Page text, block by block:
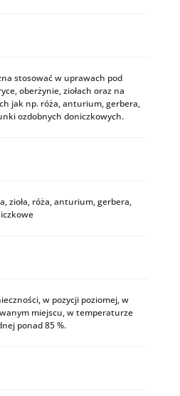
stosować w uprawach pod
oberżynie, ziołach oraz na
jak np. róża, anturium, gerbera,
ozdobnych doniczkowych.
zioła, róża, anturium, gerbera,
w pozycji poziomej, w
miejscu, w temperaturze
ponad 85 %.